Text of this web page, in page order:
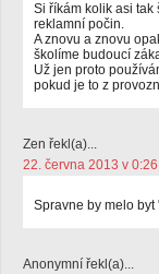
Si říkám kolik asi tak
reklamní počin.
A znovu a znovu
školíme budoucí
Už jen proto
pokud je to z
Zen řekl(a)...
22. června 2013 v 0:26
Spravne by melo
Anonymní řekl(a)...